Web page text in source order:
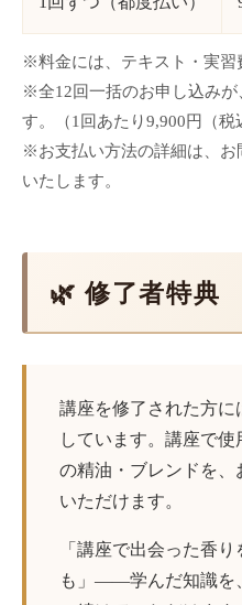
※料金には、テキスト・実習
※全12回一括のお申し込み
す。（1回あたり9,900円（税
※お支払い方法の詳細は、お
いたします。
🌿 修了者特典
講座を修了された方に
しています。講座で
の精油・ブレンドを
いただけます。
「講座で出会った香
も」——学んだ知識を